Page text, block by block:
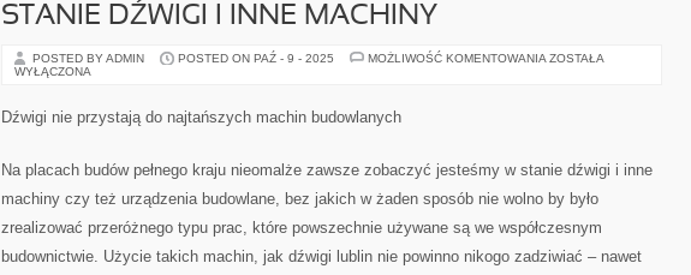
STANIE DŹWIGI I INNE MACHINY
POSTED BY ADMIN POSTED ON PAŹ - 9 - 2025 MOŻLIWOŚĆ KOMENTOWANIA NA
JESTEŚMY
W
DŹWIGI
INNE
ZOSTAŁA
WYŁĄCZONA
Dźwigi nie przystają do najtańszych machin budowlanych
Na placach budów pełnego kraju nieomalże zawsze zobaczyć jesteśmy w stanie dźwigi i inne
machiny czy też urządzenia budowlane, bez jakich w żaden sposób nie wolno by było
zrealizować przeróżnego typu prac, które powszechnie używane są we współczesnym
budownictwie. Użycie takich machin, jak dźwigi lublin nie powinno nikogo zadziwiać – nawet